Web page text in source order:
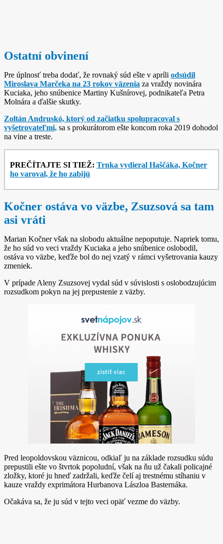
Ostatní obvinení
Pre úplnosť treba dodať, že rovnaký súd ešte v apríli odsúdil
Miroslava Marčeka na 23 rokov väzenia za vraždy novinára
Kuciaka, jeho snúbenice Martiny Kušnírovej, podnikateľa Petra
Molnára a ďalšie skutky.
Zoltán Andruskó, ktorý od začiatku spolupracoval s
vyšetrovateľmi, sa s prokurátorom ešte koncom roka 2019 dohodol
na vine a treste.
PREČÍTAJTE SI TIEŽ: Trnka vydieral Haščáka, Kočner
ho varoval, že ho zabijú
Kočner ostáva vo väzbe, Zsuzsová sa tam
asi vráti
Marian Kočner však na slobodu aktuálne nepoputuje. Napriek tomu,
že ho súd vo veci vraždy Kuciaka a jeho snúbenice oslobodil,
ostáva vo väzbe, keďže bol do nej vzatý v rámci vyšetrovania kauzy
zmeniek.
V prípade Aleny Zsuzsovej vydal súd v súvislosti s oslobodzujúcim
rozsudkom pokyn na jej prepustenie z väzby.
Pred leopoldovskou väznicou, odkiaľ ju na základe rozsudku súdu
prepustili ešte vo štvrtok popoludní, však na ňu už čakali policajné
zložky, ktoré ju hneď zadržali, keďže čelí aj trestnému stíhaniu v
kauze vraždy exprimátora Hurbanova Lászloa Basternáka.
Očakáva sa, že ju súd v tejto veci opäť vezme do väzby.